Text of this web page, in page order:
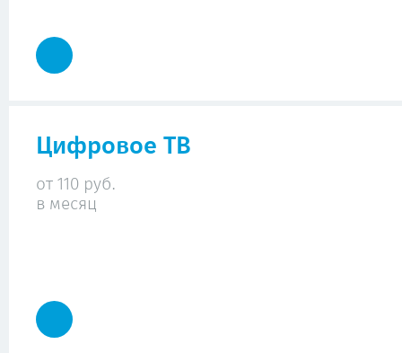
Цифровое ТВ
от 110 руб.
в месяц